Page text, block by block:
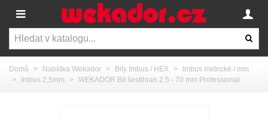
Domů > Nabídka Wekador > Bity Imbus / HEX >
Imbus metrické / mm
>
Imbus 2,5mm > WEKADOR Bit šestihran 2.5 - 70 mm Professional